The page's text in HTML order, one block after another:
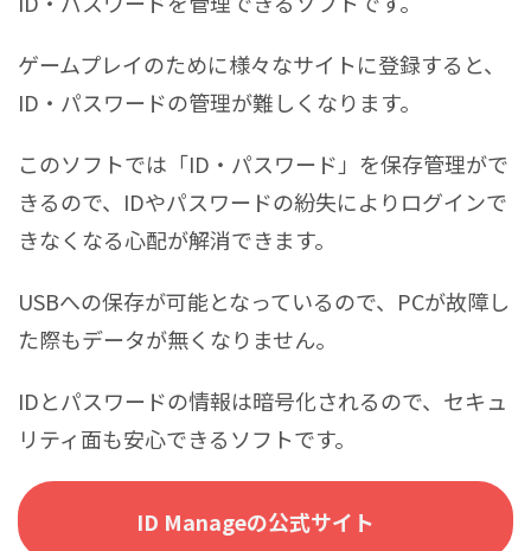
ゲームプレイのために様々なサイトに登録すると、
ID・パスワードの管理が難しくなります。
このソフトでは「ID・パスワード」を保存管理がで
きるので、IDやパスワードの紛失によりログインで
きなくなる心配が解消できます。
USBへの保存が可能となっているので、PCが故障し
た際もデータが無くなりません。
IDとパスワードの情報は暗号化されるので、セキュ
リティ面も安心できるソフトです。
ID Manageの公式サイト